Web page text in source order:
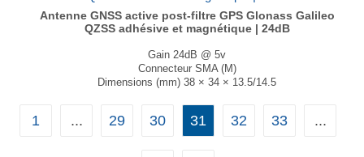
Antenne GNSS active post-filtre GPS Glonass Galileo
QZSS adhésive et magnétique | 24dB
Gain 24dB @ 5v
Connecteur SMA (M)
Dimensions (mm) 38 × 34 × 13.5/14.5
1 ... 29 30 31 32 33 ...